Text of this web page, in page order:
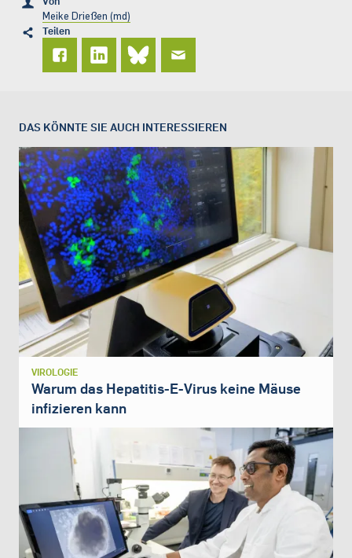
Meike Drießen (md)
Teilen
DAS KÖNNTE SIE AUCH INTERESSIEREN
VIROLOGIE
Warum das Hepatitis-E-Virus keine Mäuse
infizieren kann